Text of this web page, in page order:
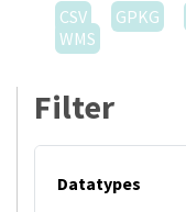
CSV
GPKG
WMS
Filter
Datatypes